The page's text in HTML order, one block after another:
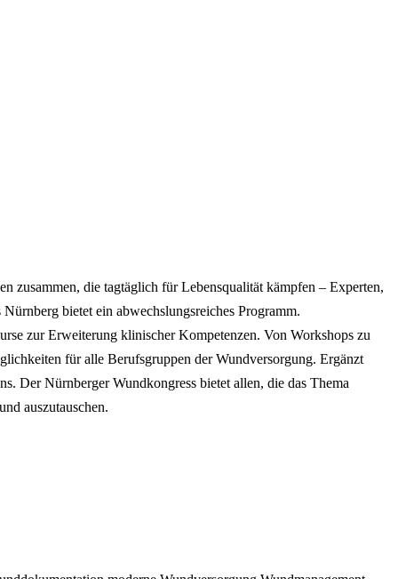
die tagtäglich für Lebensqualität kämpfen – Experten,
bietet ein abwechslungsreiches Programm.
zur Erweiterung klinischer Kompetenzen. Von Workshops zu
für alle Berufsgruppen der Wundversorgung. Ergänzt
Der Nürnberger Wundkongress bietet allen, die das Thema
auszutauschen.